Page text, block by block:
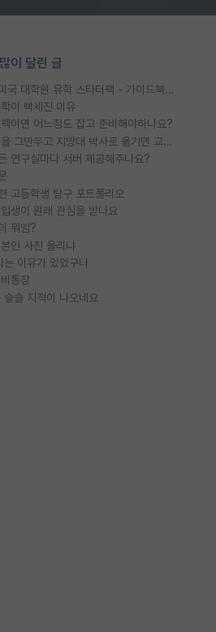
이 달린 글
[무료] 2026 미국 대학원 유학 스타터팩 - 가이드북 & 합격자 컨택메일 템플릿
이 빡세진 이유
이면 어느정도 잡고 준비해야하나요?
SSH 박사과정을 그만두고 지방대 박사로 옮기면 교수의 꿈은 끝일까요?
연구실마다 서버 제공해주나요?
고등학생 탐구 포트폴리오
생이 원래 관심을 받나요
뭐임?
인 사진 올리냐
는 이유가 있었구나
통장
슬 지적이 나오네요